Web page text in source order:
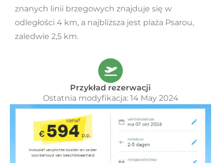
znanych linii brzegowych znajduje się w
odległości 4 km, a najbliższa jest plaża Psarou,
zaledwie 2,5 km.
Przykład rezerwacji
Ostatnia modyfikacja: 14 May 2024